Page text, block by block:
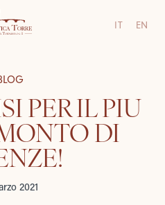
IT EN
PER IL PIU
DI
2021